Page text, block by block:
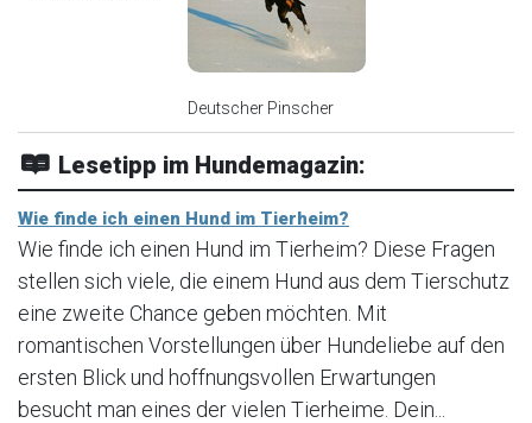
Deutscher Pinscher
Lesetipp im Hundemagazin:
Wie finde ich einen Hund im Tierheim?
Wie finde ich einen Hund im Tierheim? Diese Fragen
stellen sich viele, die einem Hund aus dem Tierschutz
eine zweite Chance geben möchten. Mit
romantischen Vorstellungen über Hundeliebe auf den
ersten Blick und hoffnungsvollen Erwartungen
besucht man eines der vielen Tierheime. Dein...